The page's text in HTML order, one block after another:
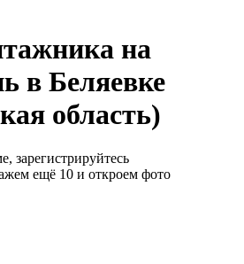
на
в Беляевке
область)
зарегистрируйтесь
ещё 10 и откроем фото